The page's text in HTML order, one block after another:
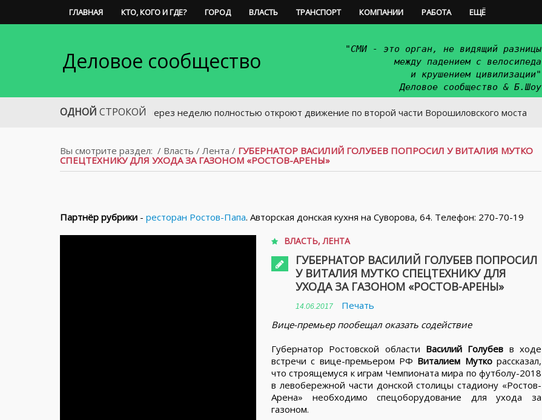
ГЛАВНАЯ КТО, КОГО И ГДЕ? ГОРОД ВЛАСТЬ ТРАНСПОРТ КОМПАНИИ РАБОТА ЕЩЁ
Деловое сообщество
"СМИ - это орган, не видящий разницы
между падением с велосипеда
и крушением цивилизации"
Деловое сообщество & Б.Шоу
ОДНОЙ СТРОКОЙ
Через неделю полностью откроют движение по второй части Ворошиловского моста
Вы смотрите раздел: / Власть / Лента / ГУБЕРНАТОР ВАСИЛИЙ ГОЛУБЕВ ПОПРОСИЛ У ВИТАЛИЯ МУТКО
СПЕЦТЕХНИКУ ДЛЯ УХОДА ЗА ГАЗОНОМ «РОСТОВ-АРЕНЫ»
Партнёр рубрики - ресторан Ростов-Папа. Авторская донская кухня на Суворова, 64. Телефон: 270-70-19
ВЛАСТЬ,ЛЕНТА
ГУБЕРНАТОР ВАСИЛИЙ ГОЛУБЕВ ПОПРОСИЛ
У ВИТАЛИЯ МУТКО СПЕЦТЕХНИКУ ДЛЯ
УХОДА ЗА ГАЗОНОМ «РОСТОВ-АРЕНЫ»
14.06.2017
Печать
Вице-премьер пообещал оказать содействие
Губернатор Ростовской области Василий Голубев в ходе
встречи с вице-премьером РФ Виталием Муткорассказал,
что строящемуся к играм Чемпионата мира по футболу-2018
в левобережной части донской столицы стадиону «Ростов-
Арена» необходимо спецоборудование для ухода за
газоном.